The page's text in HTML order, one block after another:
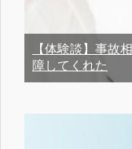
【体験談】事故
障してくれた